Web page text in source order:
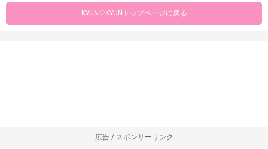
KYUN♡KYUNトップページに戻る
広告 / スポンサーリンク